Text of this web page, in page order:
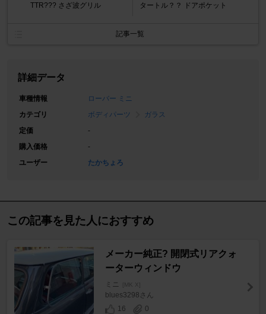
TTR??? さざ波グリル タートル？？ ドアポケット
記事一覧
詳細データ
車種情報
ローバー ミニ
カテゴリ
ボディパーツ
ガラス
定価
-
購入価格
-
ユーザー
たかちょろ
この記事を見た人におすすめ
メーカー純正? 開閉式リアクォ
ーターウィンドウ
ミニ [MK X]
blues3298さん
16
0